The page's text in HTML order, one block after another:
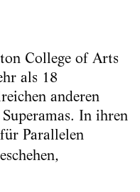
College of Arts
als 18
anderen
In ihren
Parallelen